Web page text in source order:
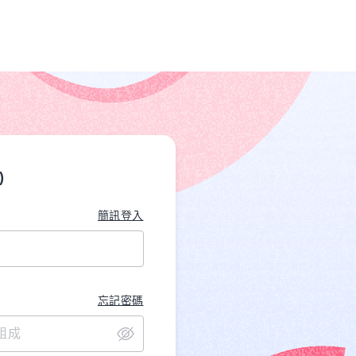
簡訊登入
忘記密碼